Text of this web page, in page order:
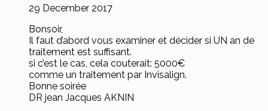
29 December 2017
Bonsoir,
Il faut d’abord vous examiner et décider si UN an de
traitement est suffisant.
si c’est le cas, cela couterait: 5000€
comme un traitement par Invisalign.
Bonne soirée
DR jean Jacques AKNIN